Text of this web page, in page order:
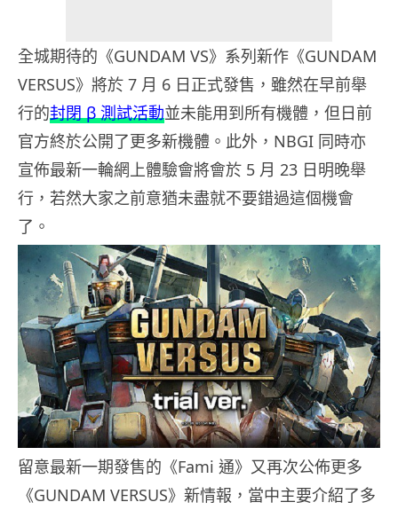
全城期待的《GUNDAM VS》系列新作《GUNDAM
VERSUS》將於 7 月 6 日正式發售，雖然在早前舉
行的封閉 β 測試活動並未能用到所有機體，但日前
官方終於公開了更多新機體。此外，NBGI 同時亦
宣佈最新一輪網上體驗會將會於 5 月 23 日明晚舉
行，若然大家之前意猶未盡就不要錯過這個機會
了。
留意最新一期發售的《Fami 通》又再次公佈更多
《GUNDAM VERSUS》新情報，當中主要介紹了多